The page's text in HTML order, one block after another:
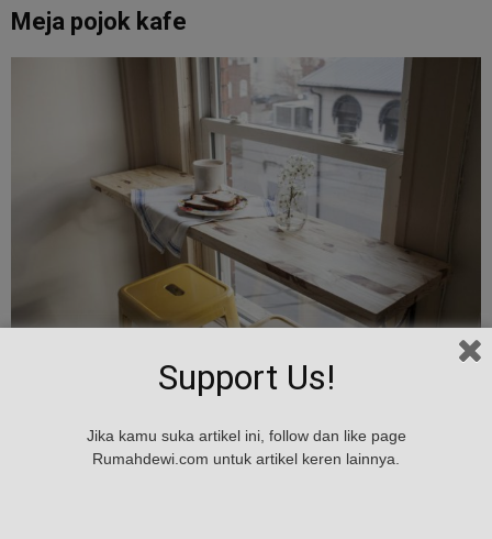
Meja pojok kafe
meja seperti ini. Nah, konsep meja tersebut juga bisa diterapkan
di hunian mungil atau apartemen studio juga loh. Desainer
Support Us!
Jika kamu suka artikel ini, follow dan like page
Rumahdewi.com untuk artikel keren lainnya.